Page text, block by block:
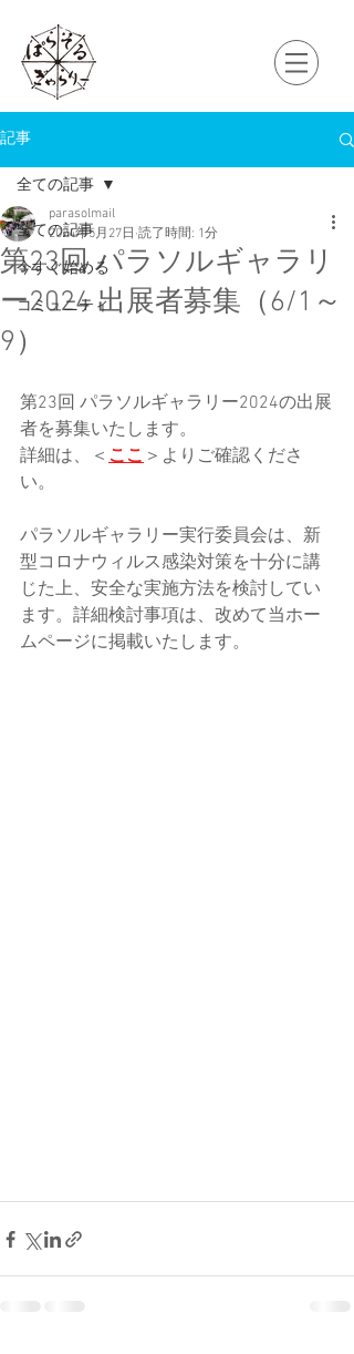
記事
全ての記事
今すぐ始める
コミュニティ
全ての記事
第23回 パラソルギャラリ
ー2024 出展者募集（6/1～
9）
parasolmail
2024年5月27日 読了時間: 1分
第23回 パラソルギャラリー2024の出展
者を募集いたします。
詳細は、＜ ここ ＞よりご確認くださ
い。
パラソルギャラリー実行委員会は、新
型コロナウィルス感染対策を十分に講
じた上、安全な実施方法を検討してい
ます。詳細検討事項は、改めて当ホー
ムページに掲載いたします。